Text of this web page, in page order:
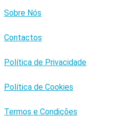
Sobre Nós
Contactos
Política de Privacidade
Política de Cookies
Termos e Condições